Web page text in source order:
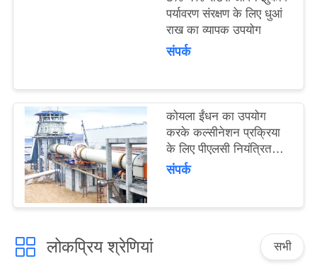
साइटमैप
पर्यावरण संरक्षण के लिए धुआं
राख का व्यापक उपयोग
संपर्क
कोयला ईंधन का उपयोग
करके कल्सीनेशन प्रक्रिया
के लिए पीएलसी नियंत्रित
रोटरी ओवन
संपर्क
लोकप्रिय श्रेणियां सभी